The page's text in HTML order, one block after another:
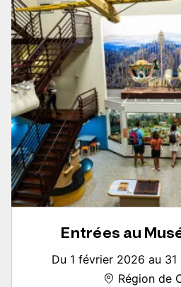
Entrées au
Du 1 février 2026 au
Région de